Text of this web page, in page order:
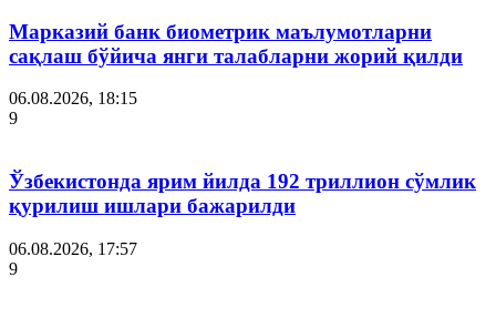
Марказий банк биометрик маълумотларни
сақлаш бўйича янги талабларни жорий қилди
06.08.2026, 18:15
9
Ўзбекистонда ярим йилда 192 триллион сўмлик
қурилиш ишлари бажарилди
06.08.2026, 17:57
9